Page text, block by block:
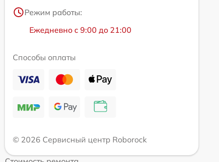
Режим работы:
Ежедневно с 9:00 до 21:00
Способы оплаты
© 2026 Сервисный центр Roborock